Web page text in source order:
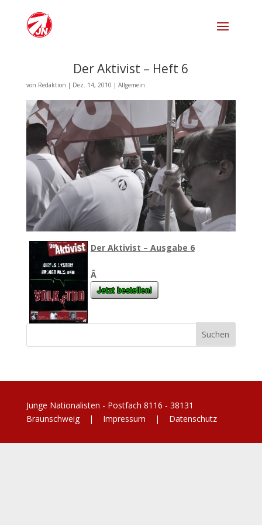
Der Aktivist – Heft 6
von Redaktion | Dez. 14, 2010 | Allgemein
Der Aktivist – Ausgabe 6
Â
Junge Nationalisten - Postfach 8116 - 38131
Braunschweig | Impressum | Datenschutz